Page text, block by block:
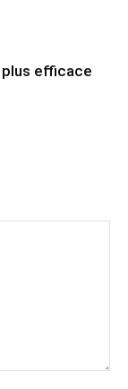
plus efficace